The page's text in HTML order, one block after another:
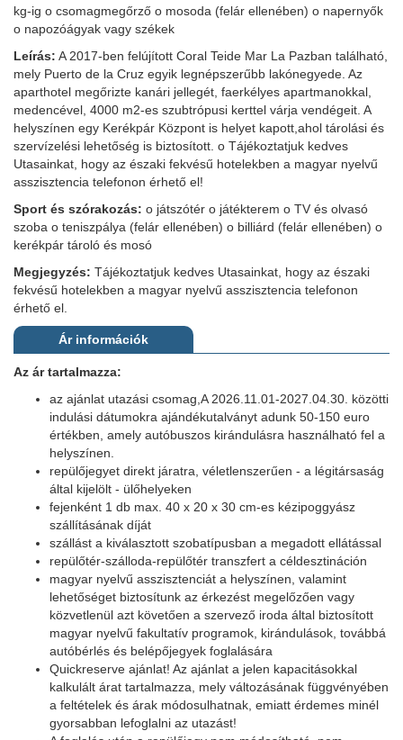
kg-ig o csomagmegőrző o mosoda (felár ellenében) o napernyők
o napozóágyak vagy székek
Leírás: A 2017-ben felújított Coral Teide Mar La Pazban található,
mely Puerto de la Cruz egyik legnépszerűbb lakónegyede. Az
aparthotel megőrizte kanári jellegét, faerkélyes apartmanokkal,
medencével, 4000 m2-es szubtrópusi kerttel várja vendégeit. A
helyszínen egy Kerékpár Központ is helyet kapott,ahol tárolási és
szervízelési lehetőség is biztosított. o Tájékoztatjuk kedves
Utasainkat, hogy az északi fekvésű hotelekben a magyar nyelvű
asszisztencia telefonon érhető el!
Sport és szórakozás: o játszótér o játékterem o TV és olvasó
szoba o teniszpálya (felár ellenében) o billiárd (felár ellenében) o
kerékpár tároló és mosó
Megjegyzés: Tájékoztatjuk kedves Utasainkat, hogy az északi
fekvésű hotelekben a magyar nyelvű asszisztencia telefonon
érhető el.
Ár információk
Az ár tartalmazza:
az ajánlat utazási csomag,A 2026.11.01-2027.04.30. közötti
indulási dátumokra ajándékutalványt adunk 50-150 euro
értékben, amely autóbuszos kirándulásra használható fel a
helyszínen.
repülőjegyet direkt járatra, véletlenszerűen - a légitársaság
által kijelölt - ülőhelyeken
fejenként 1 db max. 40 x 20 x 30 cm-es kézipoggyász
szállításának díját
szállást a kiválasztott szobatípusban a megadott ellátással
repülőtér-szálloda-repülőtér transzfert a céldesztináción
magyar nyelvű asszisztenciát a helyszínen, valamint
lehetőséget biztosítunk az érkezést megelőzően vagy
közvetlenül azt követően a szervező iroda által biztosított
magyar nyelvű fakultatív programok, kirándulások, továbbá
autóbérlés és belépőjegyek foglalására
Quickreserve ajánlat! Az ajánlat a jelen kapacitásokkal
kalkulált árat tartalmazza, mely változásának függvényében
a feltételek és árak módosulhatnak, emiatt érdemes minél
gyorsabban lefoglalni az utazást!